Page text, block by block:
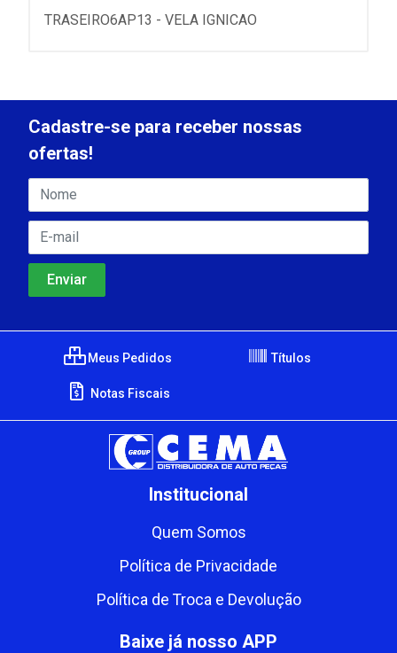
TRASEIRO6AP13 - VELA IGNICAO
Cadastre-se para receber nossas
ofertas!
Meus Pedidos Títulos
Notas Fiscais
Institucional
Quem Somos
Política de Privacidade
Política de Troca e Devolução
Baixe já nosso APP